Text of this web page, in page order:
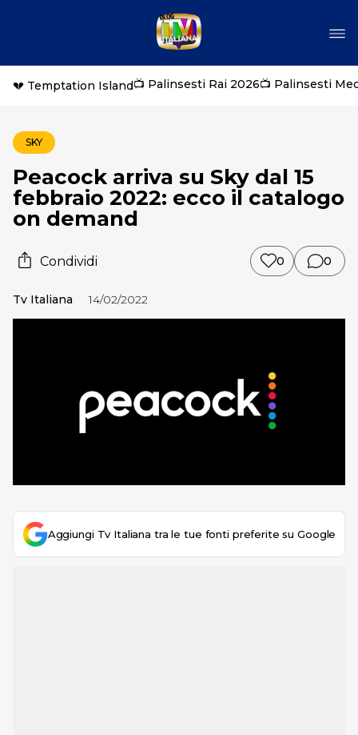
💔 Temptation Island📺 Palinsesti Rai 2026📺 Palinsesti
SKY
Peacock arriva su Sky dal 15
febbraio 2022: ecco il catalogo
on demand
Condividi 0 0
Tv Italiana 14/02/2022
Aggiungi Tv Italiana tra le tue fonti preferite su Google